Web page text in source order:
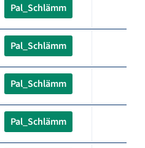
Pal_Schlämm
Pal_Schlämm
Pal_Schlämm
Pal_Schlämm